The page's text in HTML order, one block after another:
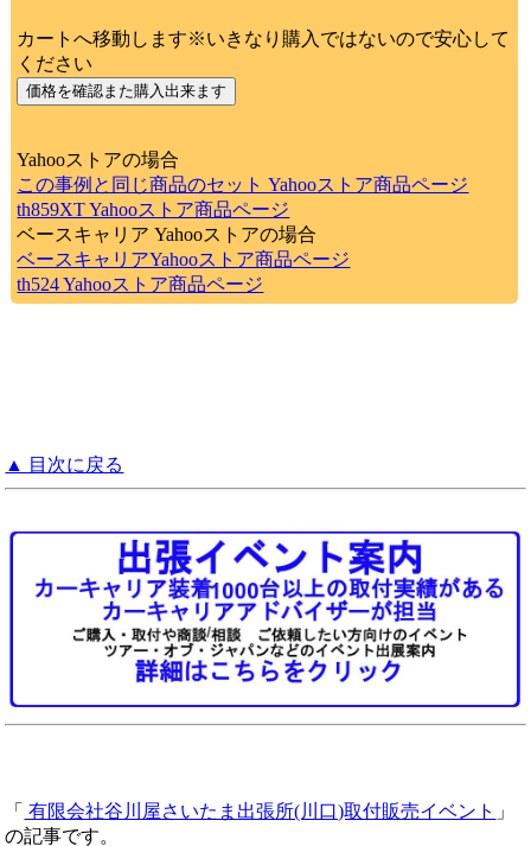
カートへ移動します※いきなり購入ではないので安心して
ください
Yahooストアの場合
この事例と同じ商品のセット Yahooストア商品ページ
th859XT Yahooストア商品ページ
ベースキャリア Yahooストアの場合
ベースキャリアYahooストア商品ページ
th524 Yahooストア商品ページ
▲ 目次に戻る
「 有限会社谷川屋さいたま出張所(川口)取付販売イベント 」
の記事です。